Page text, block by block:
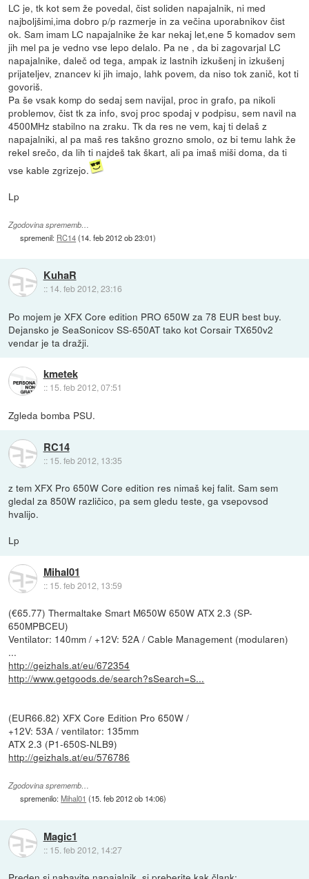
LC je, tk kot sem že povedal, čist soliden napajalnik, ni med
najboljšimi,ima dobro p/p razmerje in za večina uporabnikov čist
ok. Sam imam LC napajalnike že kar nekaj let,ene 5 komadov sem
jih mel pa je vedno vse lepo delalo. Pa ne , da bi zagovarjal LC
napajalnike, daleč od tega, ampak iz lastnih izkušenj in izkušenj
prijateljev, znancev ki jih imajo, lahk povem, da niso tok zanič, kot ti
govoriš.
Pa še vsak komp do sedaj sem navijal, proc in grafo, pa nikoli
problemov, čist tk za info, svoj proc spodaj v podpisu, sem navil na
4500MHz stabilno na zraku. Tk da res ne vem, kaj ti delaš z
napajalniki, al pa maš res takšno grozno smolo, oz bi temu lahk že
rekel srečo, da lih ti najdeš tak škart, ali pa imaš miši doma, da ti
vse kable zgrizejo.
Lp
Zgodovina sprememb…
spremenil: RC14(14. feb 2012 ob 23:01)
KuhaR
:: 14. feb 2012, 23:16
Po mojem je XFX Core edition PRO 650W za 78 EUR best buy.
Dejansko je SeaSonicov SS-650AT tako kot Corsair TX650v2
vendar je ta dražji.
kmetek
:: 15. feb 2012, 07:51
Zgleda bomba PSU.
RC14
:: 15. feb 2012, 13:35
z tem XFX Pro 650W Core edition res nimaš kej falit. Sam sem
gledal za 850W različico, pa sem gledu teste, ga vsepovsod
hvalijo.
Lp
Mihal01
:: 15. feb 2012, 13:59
(€65.77) Thermaltake Smart M650W 650W ATX 2.3 (SP-
650MPBCEU)
Ventilator: 140mm / +12V: 52A / Cable Management (modularen)
...
http://geizhals.at/eu/672354
http://www.getgoods.de/search?sSearch=S...
(EUR66.82) XFX Core Edition Pro 650W /
+12V: 53A / ventilator: 135mm
ATX 2.3 (P1-650S-NLB9)
http://geizhals.at/eu/576786
Zgodovina sprememb…
spremenilo:Mihal01 (15. feb 2012 ob 14:06)
Magic1
:: 15. feb 2012, 14:27